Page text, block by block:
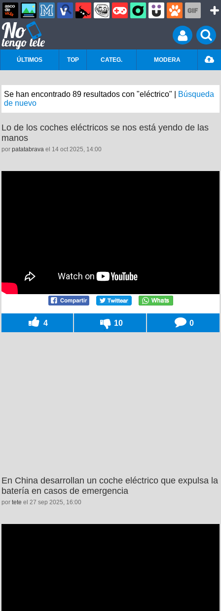
ÚLTIMOS TOP CATEG. MODERA
Se han encontrado 89 resultados con "eléctrico" |
Búsqueda
de nuevo
Lo de los coches eléctricos se nos está yendo de las
manos
por patatabrava el 14 oct 2025, 14:00
4 10 0
En China desarrollan un coche eléctrico que expulsa la
batería en casos de emergencia
por tete el 27 sep 2025, 16:00